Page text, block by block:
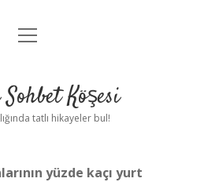
Anasayfa
Uyarı
menüyü
Köşesi
tatlı hikayeler bul!
yüzde kaçı yurt